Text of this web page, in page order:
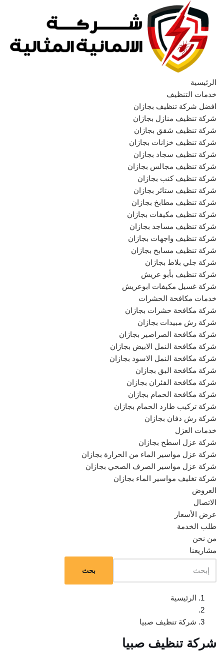
الرئيسية
خدمات التنظيف
افضل شركة تنظيف بجازان
شركة تنظيف منازل بجازان
شركة تنظيف شقق بجازان
شركة تنظيف خزانات بجازان
شركة تنظيف سجاد بجازان
شركة تنظيف مجالس بجازان
شركة تنظيف كنب بجازان
شركة تنظيف ستائر بجازان
شركة تنظيف مطابخ بجازان
شركة تنظيف مكيفات بجازان
شركة تنظيف مساجد بجازان
شركة تنظيف واجهات بجازان
شركة تنظيف مسابح بجازان
شركة جلي بلاط بجازان
شركة تنظيف بأبو عريش
شركة غسيل مكيفات ابوعريش
خدمات مكافحة الحشرات
شركة مكافحة حشرات بجازان
شركة رش مبيدات بجازان
شركة مكافحة الصراصير بجازان
شركة مكافحة النمل الابيض بجازان
شركة مكافحة النمل الاسود بجازان
شركة مكافحة البق بجازان
شركة مكافحة الفئران بجازان
شركة مكافحة الحمام بجازان
شركة تركيب طارد الحمام بجازان
شركة رش دفان بجازان
خدمات العزل
شركة عزل اسطح بجازان
شركة عزل مواسير الماء من الحرارة بجازان
شركة عزل مواسير الصرف الصحي بجازان
شركة تغليف مواسير الماء بجازان
العروض
الاتصال
عرض الأسعار
طلب الخدمة
من نحن
مشاريعنا
بحث
الرئيسية
شركة تنظيف صبيا
شركة تنظيف صبيا